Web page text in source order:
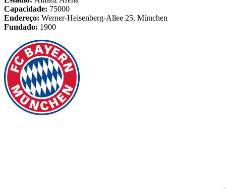
Capacidade: 75000
Endereço: Werner-Heisenberg-Allee 25, München
Fundado: 1900